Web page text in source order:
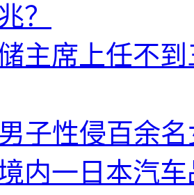
？
主席上任不
子性侵百余
内一日本汽